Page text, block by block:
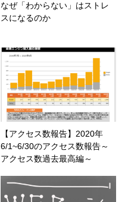
なぜ「わからない」はストレ
スになるのか
【アクセス数報告】2020年
6/1~6/30のアクセス数報告～
アクセス数過去最高編～